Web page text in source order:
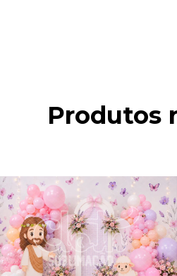
Produtos